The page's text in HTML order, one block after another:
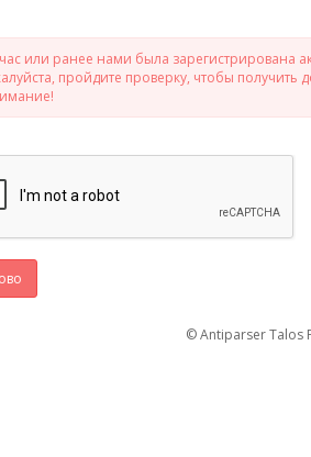
или ранее нами была зарегистрирована
пройдите проверку, чтобы
© Antiparser Talos